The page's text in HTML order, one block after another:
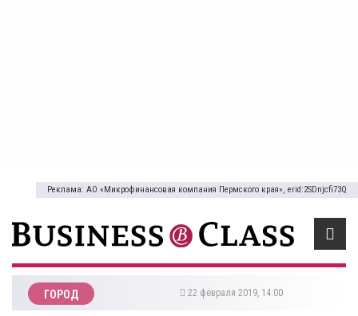
Реклама: АО «Микрофинансовая компания Пермского края», erid:2SDnjcfi73Q
ГОРОД 22 февраля 2019, 14:00